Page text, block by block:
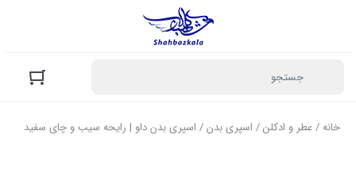
خانه/عطر و ادکلن/ اسپری بدن/ اسپری بدن داو | رایحه سیب و چای سفید